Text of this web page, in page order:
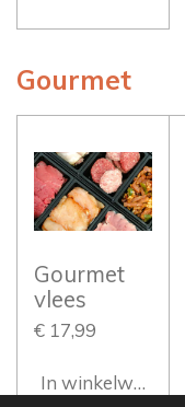
Gourmet
Gourmet
vlees
€ 17,99
In winkelwagen